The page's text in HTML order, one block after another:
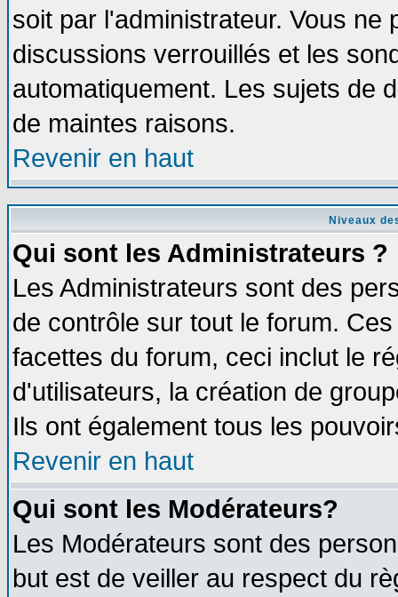
soit par l'administrateur. Vous
discussions verrouillés et les
automatiquement. Les sujets de
de maintes raisons.
Revenir en haut
Niveaux
Qui sont les Administrateurs ?
Les Administrateurs sont des
de contrôle sur tout le forum.
facettes du forum, ceci inclut le
d'utilisateurs, la création de
Ils ont également tous les
Revenir en haut
Qui sont les Modérateurs?
Les Modérateurs sont des
but est de veiller au respect du